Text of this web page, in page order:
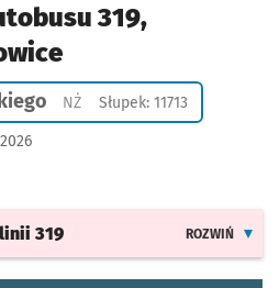
319,
NŻPrzystanek na życzenie
Słupek: 11713
linii 319 ROZWIŃ